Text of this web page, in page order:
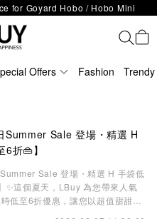
for Goyard Hobo / Hobo Mini
and jewellery up to 40%
now!2 Official Product Retail Store
175, 1/F!
for Bank Transfer & FPS
'No Fakes Pledge' mark.
Goods!
Offers Fashion
Summer Sale 登場・精選 H
6折👜】
Sale 登場・精選 H 手袋低
✨這個夏天，LBuy 為您帶來人氣
低至6折優惠，讓您以超值甜甜價